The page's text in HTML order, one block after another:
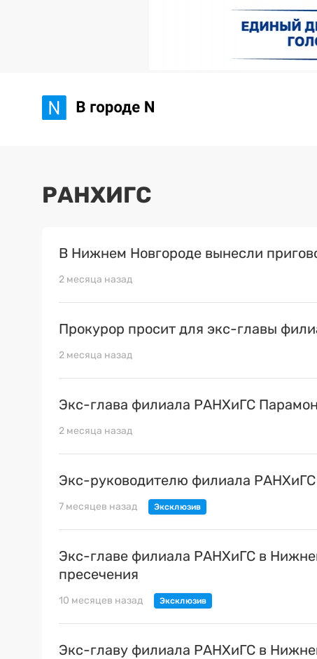
РАНХИГС
В Нижнем Новгороде вынесли
2 месяца назад
Прокурор просит для экс-главы
2 месяца назад
Экс-глава филиала РАНХиГС
2 месяца назад
Экс-руководителю филиала
7 месяцев назад
Экс-главе филиала РАНХиГС в
пресечения
10 месяцев назад
Экс-главу филиала РАНХиГС в